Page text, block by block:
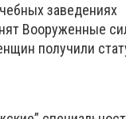
заведениях
Вооруженные
получили